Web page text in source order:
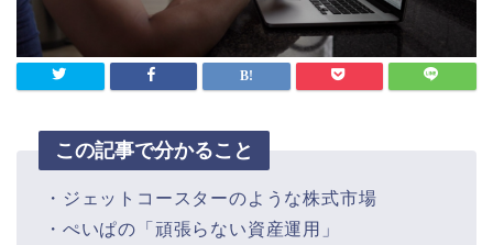
この記事で分かること
・ジェットコースターのような株式市場
・ぺいぱの「頑張らない資産運用」